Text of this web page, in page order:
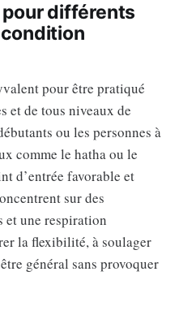
différents
pour être pratiqué
et de tous niveaux de
ou les personnes à
comme le hatha ou le
d’entrée favorable et
sur des
et une respiration
la flexibilité, à soulager
général sans provoquer